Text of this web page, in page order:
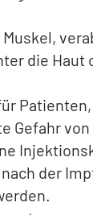
die Haut
Gefahr von
der